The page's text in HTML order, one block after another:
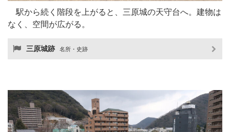
駅から続く階段を上がると、三原城の天守台へ。建物は
なく、空間が広がる。
三原城跡 名所・史跡